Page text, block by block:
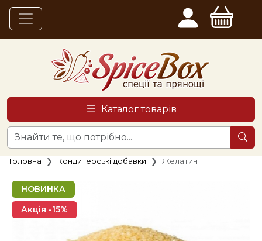
Каталог товарів
Головна Кондитерські добавки Желатин
НОВИНКА
Акція -15%